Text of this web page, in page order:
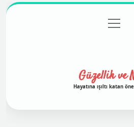
Gizlilik Politikası
menüyü
aç
Güzellik ve
Hayatına ışıltı katan